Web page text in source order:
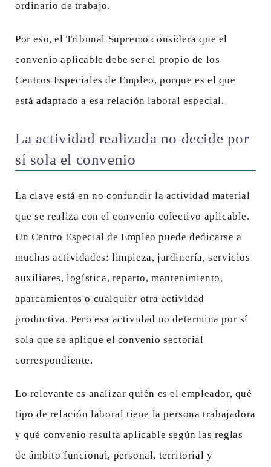
ordinario de trabajo.
Por eso, el Tribunal Supremo considera que el
convenio aplicable debe ser el propio de los
Centros Especiales de Empleo, porque es el que
está adaptado a esa relación laboral especial.
La actividad realizada no decide por
sí sola el convenio
La clave está en no confundir la actividad material
que se realiza con el convenio colectivo aplicable.
Un Centro Especial de Empleo puede dedicarse a
muchas actividades: limpieza, jardinería, servicios
auxiliares, logística, reparto, mantenimiento,
aparcamientos o cualquier otra actividad
productiva. Pero esa actividad no determina por sí
sola que se aplique el convenio sectorial
correspondiente.
Lo relevante es analizar quién es el empleador, qué
tipo de relación laboral tiene la persona trabajadora
y qué convenio resulta aplicable según las reglas
de ámbito funcional, personal, territorial y